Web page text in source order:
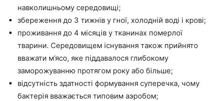
навколишньому середовищі;
збереження до 3 тижнів у гної, холодній воді і крові;
проживання до 4 місяців у тканинах померлої
тварини. Середовищем існування також прийнято
вважати м’ясо, яке піддавалося глибокому
заморожуванню протягом року або більше;
відсутність здатності формування суперечка, чому
бактерія вважається типовим аэробом;